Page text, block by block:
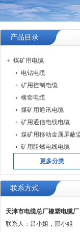
产品目录
煤矿用电缆
电钻电缆
矿用控制电缆
橡套电缆
煤矿用通讯电缆
矿用通信电线电缆
矿用阻燃电线电缆
更多分类
联系方式
天津市电缆总厂橡塑电缆厂
联系人：吕小姐，邢小姐